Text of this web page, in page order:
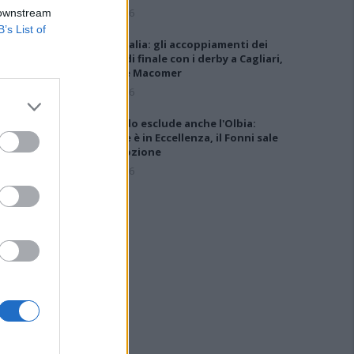
List of
5 Ago 2026
Coppa Italia: gli accoppiamenti dei
16esimi di finale con i derby a Cagliari,
Sassari e Macomer
5 Ago 2026
Il CR sardo esclude anche l'Olbia:
l'Usinese è in Eccellenza, il Fonni sale
in Promozione
5 Ago 2026